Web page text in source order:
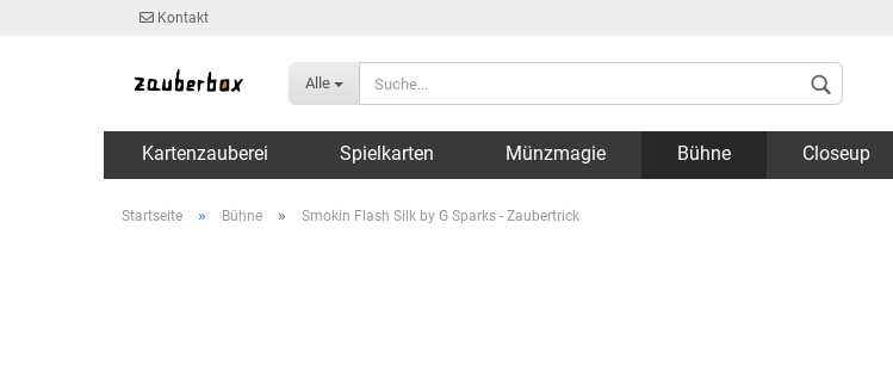
Kontakt
Alle
Kartenzauberei Spielkarten Münzmagie Bühne Closeup
Startseite » Bühne » Smokin Flash Silk by G Sparks - Zaubertrick